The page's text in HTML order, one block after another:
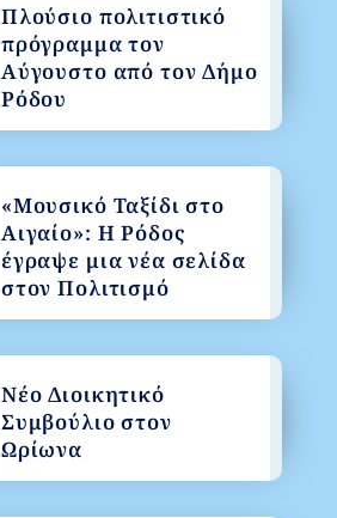
Πλούσιο πολιτιστικό
πρόγραμμα τον
Αύγουστο από τον Δήμο
Ρόδου
«Μουσικό Ταξίδι στο
Αιγαίο»: Η Ρόδος
έγραψε μια νέα σελίδα
στον Πολιτισμό
Νέο Διοικητικό
Συμβούλιο στον
Ωρίωνα